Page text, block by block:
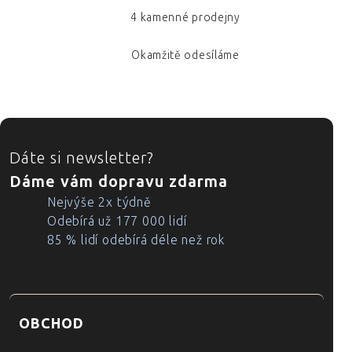
4 kamenné prodejny
Okamžitě odesíláme
ZÁPATÍ
Dáte si newsletter?
Dáme vám dopravu zdarma
Nejvýše 2x týdně
Odebírá už 177 000 lidí
85 % lidí odebírá déle než rok
OBCHOD